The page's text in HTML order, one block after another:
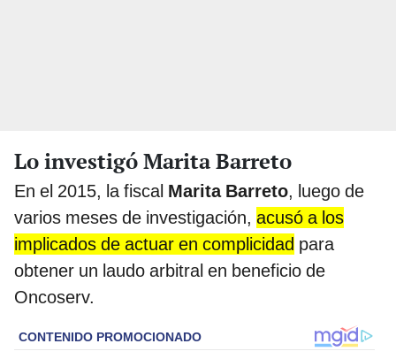
Lo investigó Marita Barreto
En el 2015, la fiscal Marita Barreto, luego de
varios meses de investigación, acusó a los
implicados de actuar en complicidad para
obtener un laudo arbitral en beneficio de
Oncoserv.